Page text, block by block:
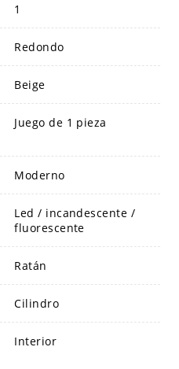
1
Redondo
Beige
Juego de 1 pieza
Moderno
Led / incandescente /
fluorescente
Ratán
Cilindro
Interior